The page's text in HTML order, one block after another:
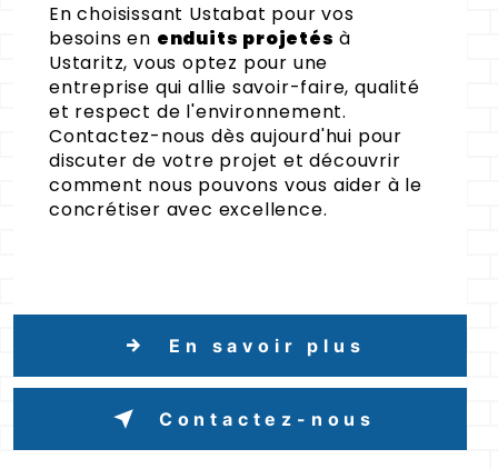
En choisissant Ustabat pour vos
besoins en enduits projetés à
Ustaritz, vous optez pour une
entreprise qui allie savoir-faire, qualité
et respect de l'environnement.
Contactez-nous dès aujourd'hui pour
discuter de votre projet et découvrir
comment nous pouvons vous aider à le
concrétiser avec excellence.
En savoir plus
Contactez-nous